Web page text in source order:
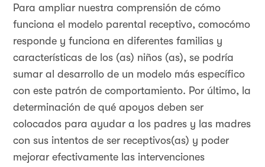
Para ampliar nuestra comprensión de cómo
funciona el modelo parental receptivo, comocómo
responde y funciona en diferentes familias y
características de los (as) niños (as), se podría
sumar al desarrollo de un modelo más específico
con este patrón de comportamiento. Por último, la
determinación de qué apoyos deben ser
colocados para ayudar a los padres y las madres
con sus intentos de ser receptivos(as) y poder
mejorar efectivamente las intervenciones